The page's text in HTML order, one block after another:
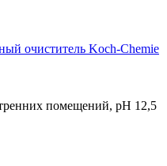
очиститель Koch-Chemie
помещений, pH 12,5